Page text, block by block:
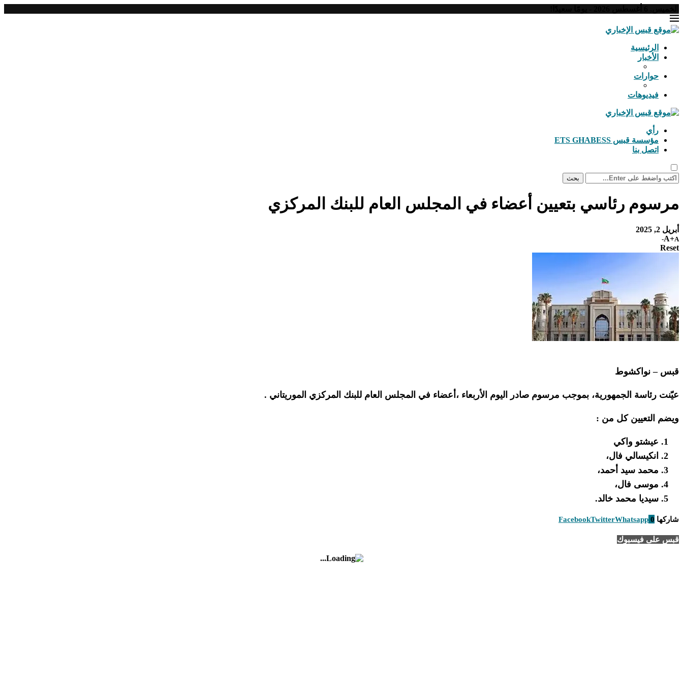
الرئيسية
الأخبار
حوارات
فيديوهات
رأي
مؤسسة قبس ETS GHABESS
اتصل بنا
بحث
مرسوم رئاسي بتعيين أعضاء في المجلس العام للبنك المركزي
أبريل 2, 2025
A+A-
Reset
قبس – نواكشوط
عيّنت رئاسة الجمهورية، بموجب مرسوم صادر اليوم الأربعاء ،أعضاء في المجلس العام للبنك المركزي الموريتاني .
ويضم التعيين كل من :
عيشتو واكي
انكيسالي فال،
محمد سيد أحمد،
موسى فال،
سيديا محمد خالد.
شاركها 0
FacebookTwitterWhatsapp
قبس على فيسبوك